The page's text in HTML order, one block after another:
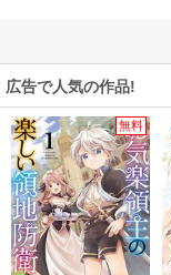
広告で人気の作品!
無料